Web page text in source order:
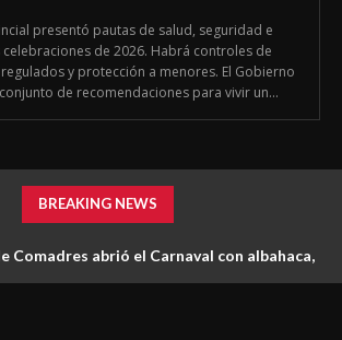
presentó pautas de salud, seguridad e
de 2026. Habrá controles de
y protección a menores. El Gobierno
de recomendaciones para vivir un...
BREAKING NEWS
Comadres abrió el Carnaval con albahaca,